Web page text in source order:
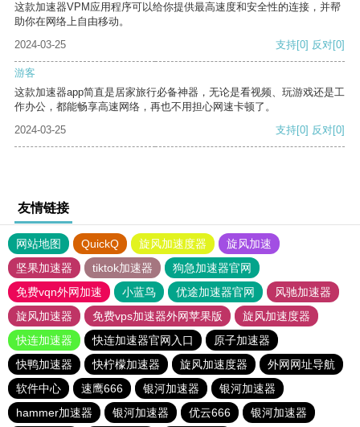
这款加速器VPM应用程序可以给你提供最高速度和安全性的连接，并帮
助你在网络上自由移动。
2024-03-25
支持[0] 反对[0]
游客
这款加速器app简直是居家旅行必备神器，无论是看视频、玩游戏还是工
作办公，都能畅享高速网络，再也不用担心网速卡顿了。
2024-03-25
支持[0] 反对[0]
友情链接
网站地图 QuickQ 旋风加速度器
旋风加速
坚果加速器
tiktok加速器
狗急加速器官网
免费vqn外网加速
小蓝鸟 优途加速器官网
风驰加速器
旋风加速器
免费vps加速器外网苹果版
旋风加速度器
快连加速器
快连加速器官网入口
原子加速器
快鸭加速器
快柠檬加速器 旋风加速度器
外网网址导航
软件中心
速鹰666 银河加速器
银河加速器
hammer加速器
银河加速器 优云666 银河加速器